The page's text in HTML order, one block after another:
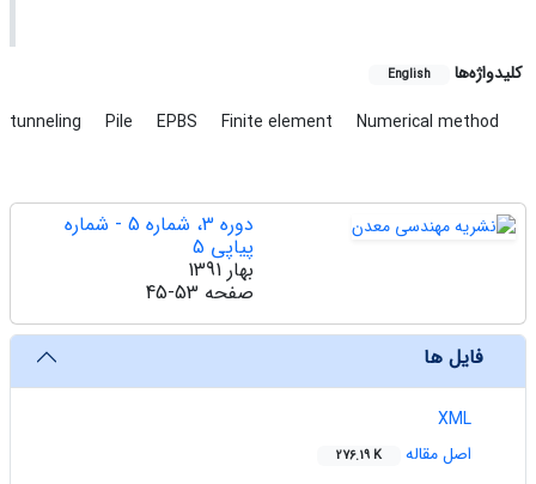
کلیدواژه‌ها English
tunneling Pile EPBS Finite element Numerical method
دوره 3، شماره 5 - شماره
پیاپی 5
بهار 1391
صفحه 45-53
فایل ها
XML
اصل مقاله
276.19 K